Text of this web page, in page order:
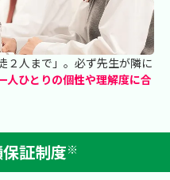
２人まで」。必ず先生が隣に
人ひとりの個性や理解度に合
証制度※